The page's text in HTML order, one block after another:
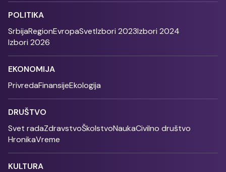
POLITIKA
SrbijaRegionEvropaSvetIzbori 2023Izbori 2024
Izbori 2026
EKONOMIJA
PrivredaFinansijeEkologija
DRUŠTVO
Svet radaZdravstvoŠkolstvoNaukaCivilno društvo
HronikaVreme
KULTURA